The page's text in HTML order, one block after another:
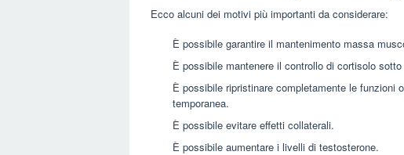
Ecco alcuni dei motivi più importanti da considerare:
È possibile garantire il mantenimento massa
È possibile mantenere il controllo di cortisolo
È possibile ripristinare completamente le funzioni
temporanea.
È possibile evitare effetti collaterali.
È possibile aumentare i livelli di testosterone.